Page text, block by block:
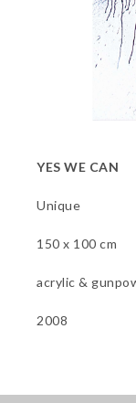
YES WE CAN
Unique
150 x 100 cm
acrylic &
2008